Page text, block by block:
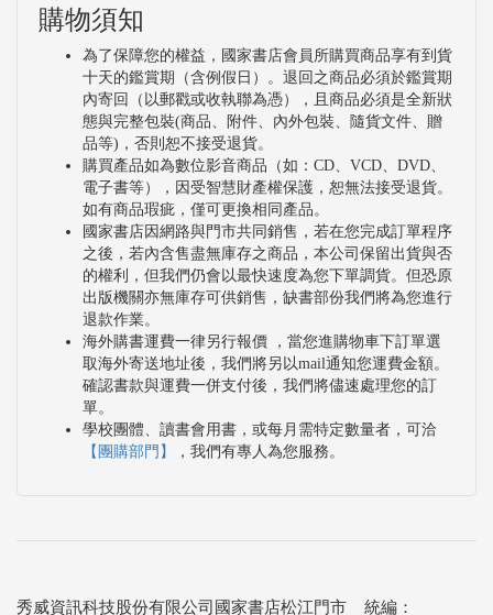
購物須知
為了保障您的權益，國家書店會員所購買商品享有到貨
十天的鑑賞期（含例假日）。退回之商品必須於鑑賞期
內寄回（以郵戳或收執聯為憑），且商品必須是全新狀
態與完整包裝(商品、附件、內外包裝、隨貨文件、贈
品等)，否則恕不接受退貨。
購買產品如為數位影音商品（如：CD、VCD、DVD、
電子書等），因受智慧財產權保護，恕無法接受退貨。
如有商品瑕疵，僅可更換相同產品。
國家書店因網路與門市共同銷售，若在您完成訂單程序
之後，若內含售盡無庫存之商品，本公司保留出貨與否
的權利，但我們仍會以最快速度為您下單調貨。但恐原
出版機關亦無庫存可供銷售，缺書部份我們將為您進行
退款作業。
海外購書運費一律另行報價 ，當您進購物車下訂單選
取海外寄送地址後，我們將另以mail通知您運費金額。
確認書款與運費一併支付後，我們將儘速處理您的訂
單。
學校團體、讀書會用書，或每月需特定數量者，可洽
【團購部門】
，我們有專人為您服務。
秀威資訊科技股份有限公司國家書店松江門市 統編：